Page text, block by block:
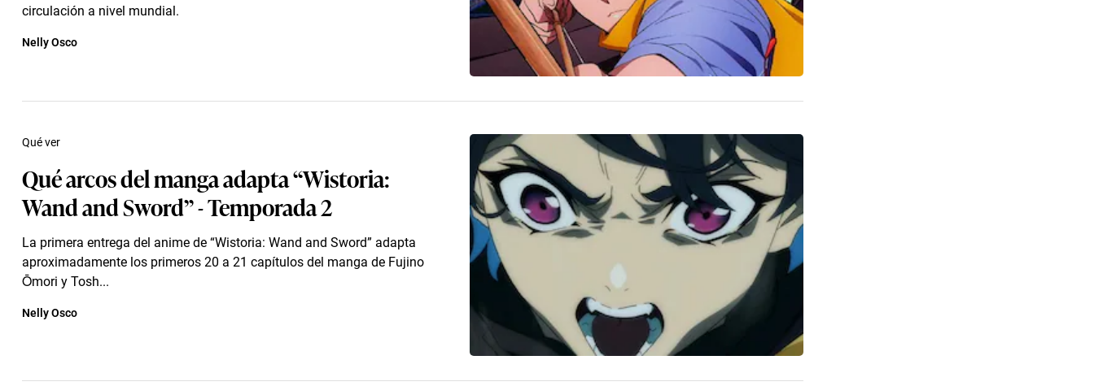
circulación a nivel mundial.
Nelly Osco
Qué arcos del manga adapta “Wistoria:
Wand and Sword” - Temporada 2
La primera entrega del anime de “Wistoria: Wand and Sword” adapta
aproximadamente los primeros 20 a 21 capítulos del manga de Fujino
Ōmori y Tosh...
Qué ver
Nelly Osco